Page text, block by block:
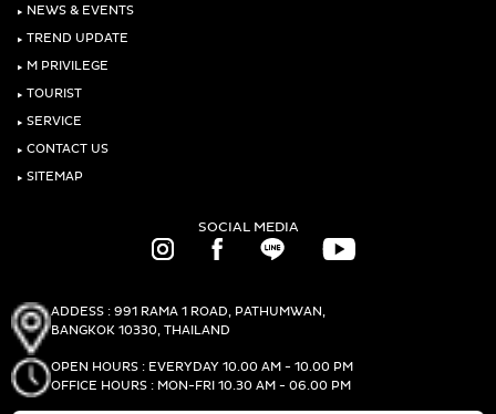
‣ NEWS & EVENTS
‣ TREND UPDATE
‣ M PRIVILEGE
‣ TOURIST
‣ SERVICE
‣ CONTACT US
‣ SITEMAP
SOCIAL MEDIA
ADDESS : 991 RAMA 1 ROAD, PATHUMWAN,
BANGKOK 10330, THAILAND
OPEN HOURS : EVERYDAY 10.00 AM - 10.00 PM
OFFICE HOURS : MON-FRI 10.30 AM - 06.00 PM